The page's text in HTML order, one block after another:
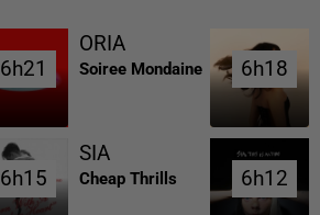
6h21
6h21
ORIA
Soiree Mondaine 6h18
6h18
6h15
6h15
SIA
Cheap Thrills 6h12
6h12